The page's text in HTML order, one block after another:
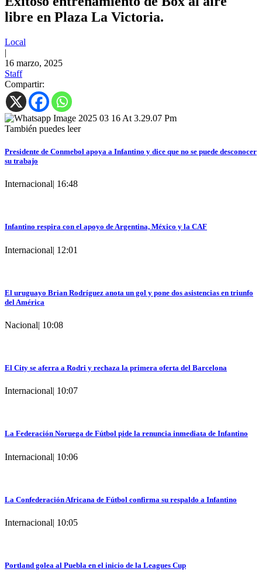
libre en Plaza La Victoria.
Local
|
16 marzo, 2025
Staff
Compartir:
También puedes leer
Presidente de Conmebol apoya a Infantino y dice que no se puede desconocer
su trabajo
Internacional| 16:48
Infantino respira con el apoyo de Argentina, México y la CAF
Internacional| 12:01
El uruguayo Brian Rodríguez anota un gol y pone dos asistencias en triunfo
del América
Nacional| 10:08
El City se aferra a Rodri y rechaza la primera oferta del Barcelona
Internacional| 10:07
La Federación Noruega de Fútbol pide la renuncia inmediata de Infantino
Internacional| 10:06
La Confederación Africana de Fútbol confirma su respaldo a Infantino
Internacional| 10:05
Portland golea al Puebla en el inicio de la Leagues Cup